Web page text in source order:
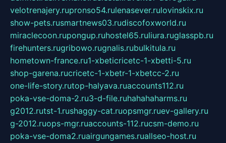
velotrenajery.rupronso54.rulenasever.rulovinskix.ru
show-pets.rusmartnews03.rudiscofoxworld.ru
miraclecoon.rupongup.ruhostel65.ruliura.ruglasspb.ru
firehunters.rugribowo.rugnalis.rubulkitula.ru
hometown-france.ru1-xbeticricetc-1-xbetti-5.ru
shop-garena.rucricetc-1-xbetr-1-xbetcc-2.ru
one-life-story.rutop-halyava.ruaccounts112.ru
poka-vse-doma-2.ru3-d-file.ruhahahaharms.ru
g2012.rutst-1.rushaggy-cat.ruopsmgr.ruev-gallery.ru
g-2012.ruops-mgr.ruaccounts-112.rucsm-demo.ru
poka-vse-doma2.ruairgungames.ruallseo-host.ru